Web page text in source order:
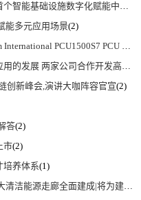
智能基础设施数字化赋能中心
能多元应用场景(2)
PCU1500S7 PCU 1500 S7 V4.5.0
储能和太阳能组串式逆变器方案 以实现可持续的未来
创新峰会,演讲大咖阵容官宣(2)
答(2)
市(2)
培养体系(1)
源体系、保障国家能源安全、实现“双碳”目标提供有力支撑